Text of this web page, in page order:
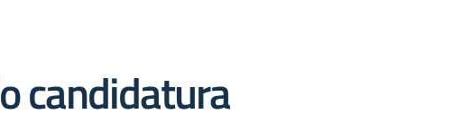
candidatura